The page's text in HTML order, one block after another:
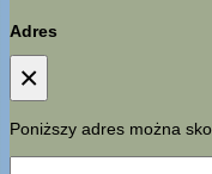
Adres
×
Poniższy adres można